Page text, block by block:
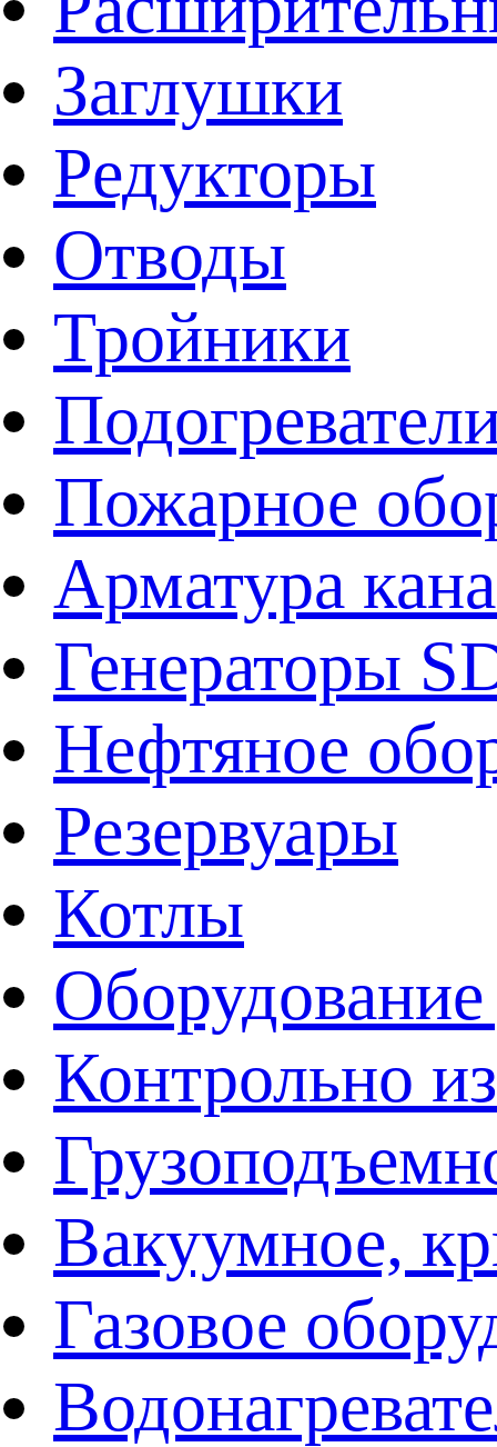
Заглушки
Редукторы
Отводы
Тройники
Пожарное
Арматура
Генераторы
Нефтяное
Резервуары
Котлы
Контрольно
Вакуумное,
Газовое